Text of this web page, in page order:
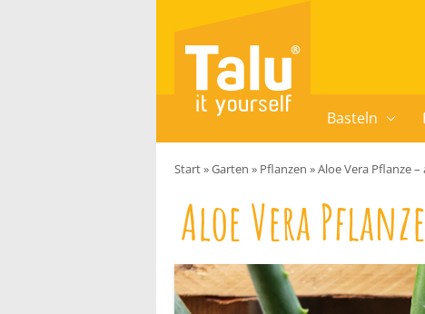
Basteln
Start»Garten » Pflanzen »Aloe Vera Pflanze
Aloe Vera